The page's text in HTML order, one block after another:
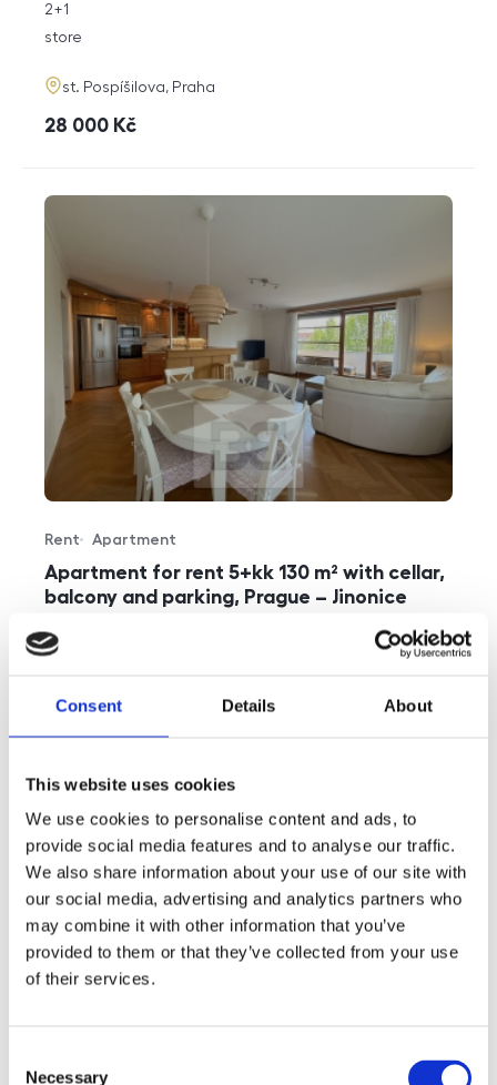
Consent Details About
This website uses cookies
We use cookies to personalise content and ads, to
provide social media features and to analyse our traffic.
We also share information about your use of our site with
our social media, advertising and analytics partners who
may combine it with other information that you’ve
provided to them or that they’ve collected from your use
of their services.
Necessary
rozměry
2+1
funkce
store
adresa
st. Pospíšilova, Praha
cena
28 000 Kč
Apartment for rent 5+kk 130 m² with cellar,
balcony and parking, Prague – Jinonice
Offer type
Rent
Property type
Apartment
rozměry
disposition
5+kk